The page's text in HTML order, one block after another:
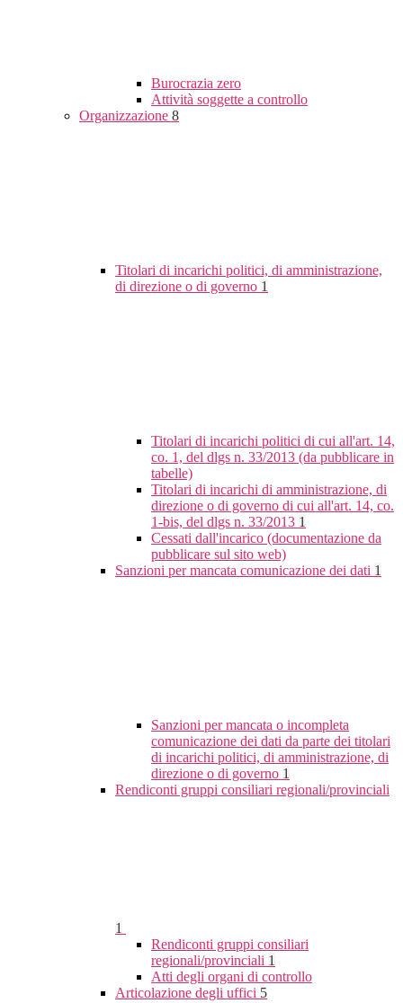
Burocrazia zero
Attività soggette a controllo
Organizzazione 8
Titolari di incarichi politici, di amministrazione,
di direzione o di governo 1
Titolari di incarichi politici di cui all'art. 14,
co. 1, del dlgs n. 33/2013 (da pubblicare in
tabelle)
Titolari di incarichi di amministrazione, di
direzione o di governo di cui all'art. 14, co.
1-bis, del dlgs n. 33/2013 1
Cessati dall'incarico (documentazione da
pubblicare sul sito web)
Sanzioni per mancata comunicazione dei dati 1
Sanzioni per mancata o incompleta
comunicazione dei dati da parte dei titolari
di incarichi politici, di amministrazione, di
direzione o di governo 1
Rendiconti gruppi consiliari regionali/provinciali
1
Rendiconti gruppi consiliari
regionali/provinciali 1
Atti degli organi di controllo
Articolazione degli uffici 5